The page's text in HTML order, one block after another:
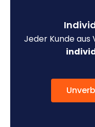
Jeder Kunde